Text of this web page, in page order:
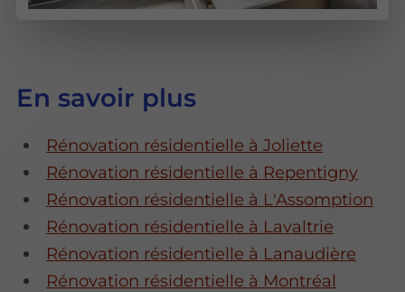
En savoir plus
Rénovation résidentielle à Joliette
Rénovation résidentielle à Repentigny
Rénovation résidentielle à L'Assomption
Rénovation résidentielle à Lavaltrie
Rénovation résidentielle à Lanaudière
Rénovation résidentielle à Montréal